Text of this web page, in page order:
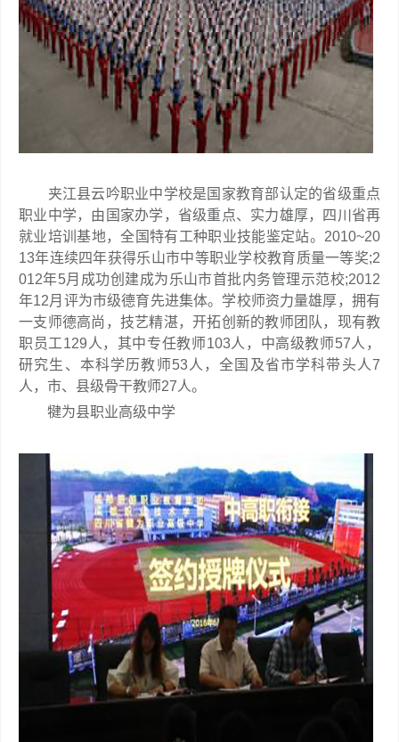
夹江县云吟职业中学校是国家教育部认定的省级重点
职业中学，由国家办学，省级重点、实力雄厚，四川省再
就业培训基地，全国特有工种职业技能鉴定站。2010~20
13年连续四年获得乐山市中等职业学校教育质量一等奖;2
012年5月成功创建成为乐山市首批内务管理示范校;2012
年12月评为市级德育先进集体。学校师资力量雄厚，拥有
一支师德高尚，技艺精湛，开拓创新的教师团队，现有教
职员工129人，其中专任教师103人，中高级教师57人，
研究生、本科学历教师53人，全国及省市学科带头人7
人，市、县级骨干教师27人。
犍为县职业高级中学